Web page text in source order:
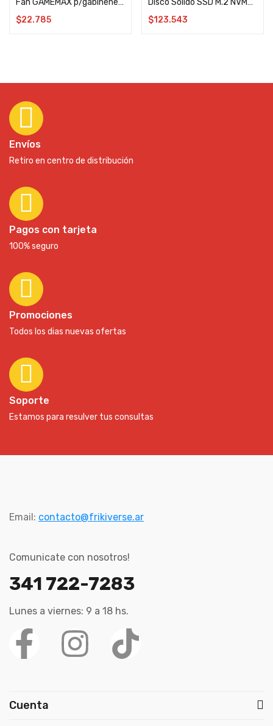
Fan GAMEMAX p/gabinene 120mm ARGB FN-12Rainbow-C9
$22.785
Disco Sólido SSD M.2 NVME 500GB Western Digital Blue SN570
$123.543
Envíos
Retiro en centro de distribución
Pagos con tarjeta
100% seguro
Promociones
Todos los dias nuevas ofertas
Soporte
Estamos para resulver tus consultas
Email: contacto@frikiverse.ar
Comunicate con nosotros!
341 722-7283
Lunes a viernes: 9 a 18 hs.
Cuenta